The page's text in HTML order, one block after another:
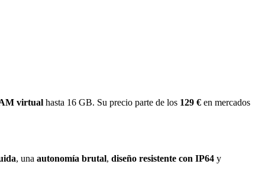
virtual hasta 16 GB. Su precio parte de los 129 € en mercados
, una autonomía brutal, diseño resistente con IP64 y